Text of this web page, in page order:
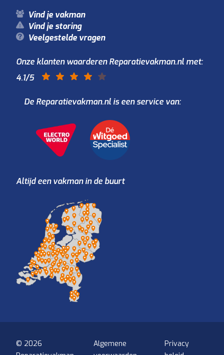
Vind je vakman
Vind je storing
Veelgestelde vragen
Onze klanten waarderen Reparatievakman.nl met:
4.1/5
De Reparatievakman.nl is een service van:
Altijd een vakman in de buurt
© 2026
Algemene
Privacy